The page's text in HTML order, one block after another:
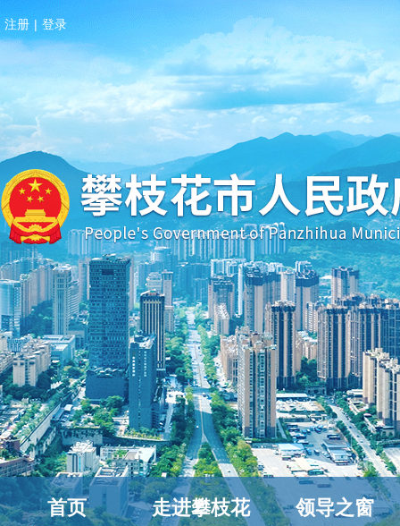
注册 | 登录
首页 走进攀枝花 领导之窗